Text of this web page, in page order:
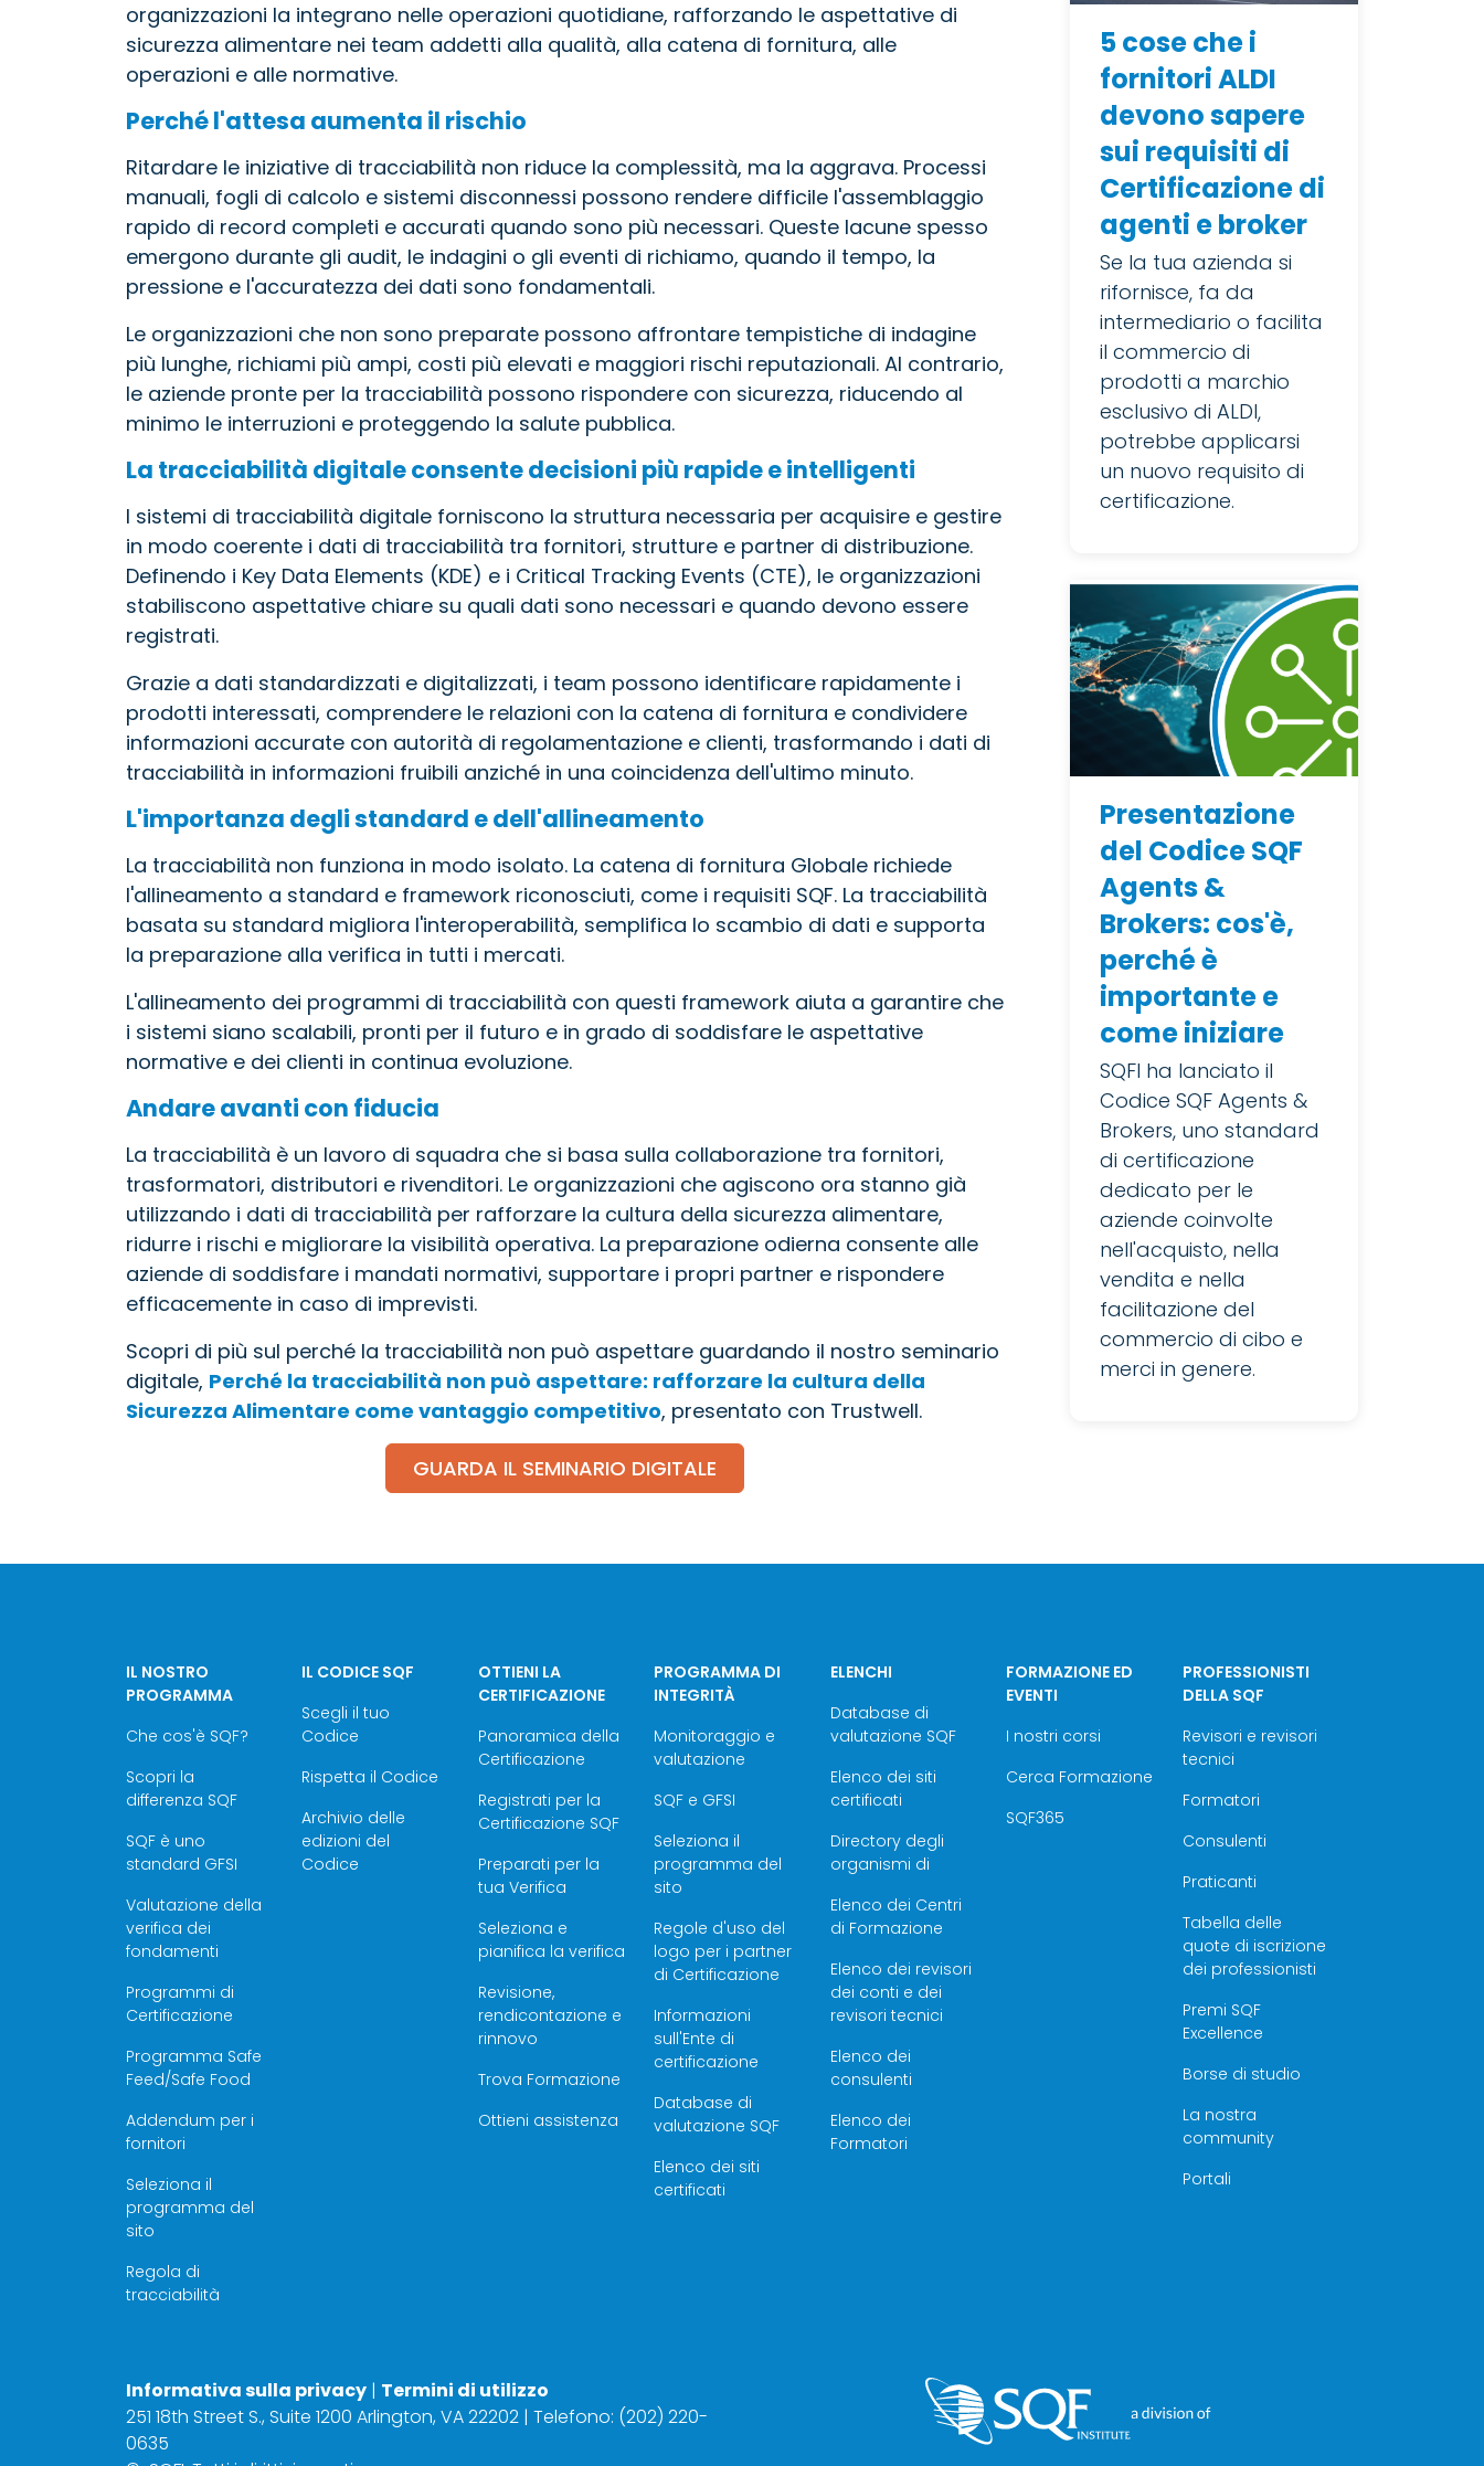
organizzazioni la integrano nelle operazioni quotidiane, rafforzando le aspettative di
sicurezza alimentare nei team addetti alla qualità, alla catena di fornitura, alle
operazioni e alle normative.
Perché l'attesa aumenta il rischio
Ritardare le iniziative di tracciabilità non riduce la complessità, ma la aggrava. Processi
manuali, fogli di calcolo e sistemi disconnessi possono rendere difficile l'assemblaggio
rapido di record completi e accurati quando sono più necessari. Queste lacune spesso
emergono durante gli audit, le indagini o gli eventi di richiamo, quando il tempo, la
pressione e l'accuratezza dei dati sono fondamentali.
Le organizzazioni che non sono preparate possono affrontare tempistiche di indagine
più lunghe, richiami più ampi, costi più elevati e maggiori rischi reputazionali. Al contrario,
le aziende pronte per la tracciabilità possono rispondere con sicurezza, riducendo al
minimo le interruzioni e proteggendo la salute pubblica.
La tracciabilità digitale consente decisioni più rapide e intelligenti
I sistemi di tracciabilità digitale forniscono la struttura necessaria per acquisire e gestire
in modo coerente i dati di tracciabilità tra fornitori, strutture e partner di distribuzione.
Definendo i Key Data Elements (KDE) e i Critical Tracking Events (CTE), le organizzazioni
stabiliscono aspettative chiare su quali dati sono necessari e quando devono essere
registrati.
Grazie a dati standardizzati e digitalizzati, i team possono identificare rapidamente i
prodotti interessati, comprendere le relazioni con la catena di fornitura e condividere
informazioni accurate con autorità di regolamentazione e clienti, trasformando i dati di
tracciabilità in informazioni fruibili anziché in una coincidenza dell'ultimo minuto.
L'importanza degli standard e dell'allineamento
La tracciabilità non funziona in modo isolato. La catena di fornitura Globale richiede
l'allineamento a standard e framework riconosciuti, come i requisiti SQF. La tracciabilità
basata su standard migliora l'interoperabilità, semplifica lo scambio di dati e supporta
la preparazione alla verifica in tutti i mercati.
L'allineamento dei programmi di tracciabilità con questi framework aiuta a garantire che
i sistemi siano scalabili, pronti per il futuro e in grado di soddisfare le aspettative
normative e dei clienti in continua evoluzione.
Andare avanti con fiducia
La tracciabilità è un lavoro di squadra che si basa sulla collaborazione tra fornitori,
trasformatori, distributori e rivenditori. Le organizzazioni che agiscono ora stanno già
utilizzando i dati di tracciabilità per rafforzare la cultura della sicurezza alimentare,
ridurre i rischi e migliorare la visibilità operativa. La preparazione odierna consente alle
aziende di soddisfare i mandati normativi, supportare i propri partner e rispondere
efficacemente in caso di imprevisti.
Scopri di più sul perché la tracciabilità non può aspettare guardando il nostro seminario
digitale, Perché la tracciabilità non può aspettare: rafforzare la cultura della
Sicurezza Alimentare come vantaggio competitivo, presentato con Trustwell.
GUARDA IL SEMINARIO DIGITALE
5 cose che i
fornitori ALDI
devono sapere
sui requisiti di
Certificazione di
agenti e broker
Se la tua azienda si
rifornisce, fa da
intermediario o facilita
il commercio di
prodotti a marchio
esclusivo di ALDI,
potrebbe applicarsi
un nuovo requisito di
certificazione.
Presentazione
del Codice SQF
Agents &
Brokers: cos'è,
perché è
importante e
come iniziare
SQFI ha lanciato il
Codice SQF Agents &
Brokers, uno standard
di certificazione
dedicato per le
aziende coinvolte
nell'acquisto, nella
vendita e nella
facilitazione del
commercio di cibo e
merci in genere.
IL NOSTRO
PROGRAMMA
Che cos'è SQF?
Scopri la
differenza SQF
SQF è uno
standard GFSI
Valutazione della
verifica dei
fondamenti
Programmi di
Certificazione
Programma Safe
Feed/Safe Food
Addendum per i
fornitori
Seleziona il
programma del
sito
Regola di
tracciabilità
IL CODICE SQF
Scegli il tuo
Codice
Rispetta il Codice
Archivio delle
edizioni del
Codice
OTTIENI LA
CERTIFICAZIONE
Panoramica della
Certificazione
Registrati per la
Certificazione SQF
Preparati per la
tua Verifica
Seleziona e
pianifica la verifica
Revisione,
rendicontazione e
rinnovo
Trova Formazione
Ottieni assistenza
PROGRAMMA DI
INTEGRITÀ
Monitoraggio e
valutazione
SQF e GFSI
Seleziona il
programma del
sito
Regole d'uso del
logo per i partner
di Certificazione
Informazioni
sull'Ente di
certificazione
Database di
valutazione SQF
Elenco dei siti
certificati
ELENCHI
Database di
valutazione SQF
Elenco dei siti
certificati
Directory degli
organismi di
Elenco dei Centri
di Formazione
Elenco dei revisori
dei conti e dei
revisori tecnici
Elenco dei
consulenti
Elenco dei
Formatori
FORMAZIONE ED
EVENTI
I nostri corsi
Cerca Formazione
SQF365
PROFESSIONISTI
DELLA SQF
Revisori e revisori
tecnici
Formatori
Consulenti
Praticanti
Tabella delle
quote di iscrizione
dei professionisti
Premi SQF
Excellence
Borse di studio
La nostra
community
Portali
Informativa sulla privacy | Termini di utilizzo
251 18th Street S., Suite 1200 Arlington, VA 22202 | Telefono: (202) 220-
0635